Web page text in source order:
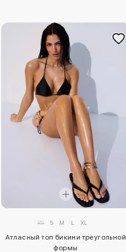
XS S M L XL
Атласный топ бикини треугольной
формы